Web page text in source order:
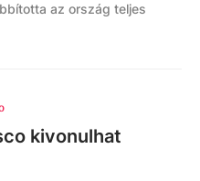
az ország teljes
kivonulhat